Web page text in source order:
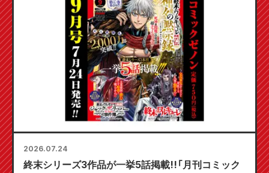
2026.07.24
終末シリーズ3作品が一挙5話掲載!!「月刊コミック